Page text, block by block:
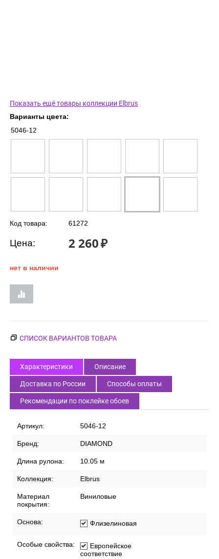
Показать ещё товары коллекции Elbrus
Варианты цвета:
5046-12
Код товара: 61272
Цена: 2 260₽
нет в наличии
СПИСОК ВАРИАНТОВ ТОВАРА
Характеристики Описание
Доставка по России Способы оплаты
Рекомендации по поклейке обоев
Артикул: 5046-12
Бренд: DIAMOND
Длина рулона: 10.05 м
Коллекция: Elbrus
Материал
покрытия:
Виниловые
Основа: Флизелиновая
Особые свойства:
Европейское
соответствие